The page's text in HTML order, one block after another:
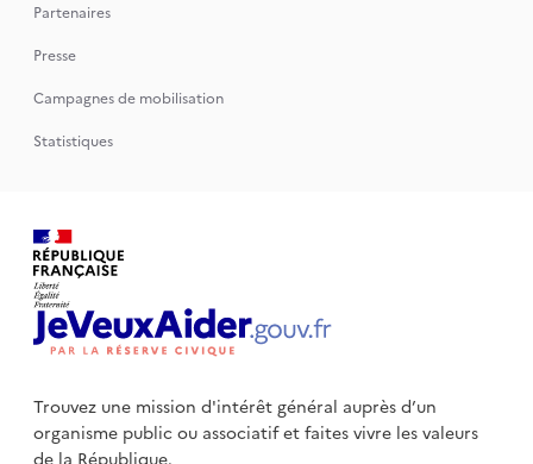
Partenaires
Presse
Campagnes de mobilisation
Statistiques
Trouvez une mission d'intérêt général auprès d’un
organisme publicou associatif et faites vivre les valeurs